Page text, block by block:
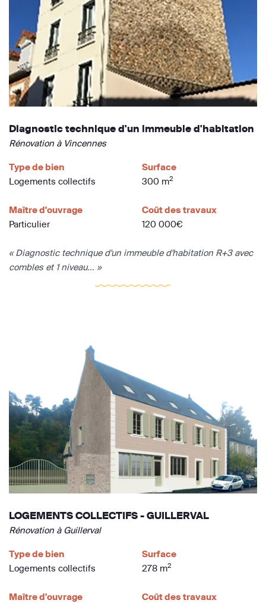
Diagnostic technique d'un immeuble d'habitation
Rénovation à Vincennes
Type de bien
Logements collectifs
Surface
300 m2
Maître d'ouvrage
Particulier
Coût des travaux
120 000€
« Diagnostic technique d'un immeuble d'habitation R+3 avec
combles et 1 niveau... »
LOGEMENTS COLLECTIFS - GUILLERVAL
Rénovation à Guillerval
Type de bien
Logements collectifs
Surface
278 m2
Maître d'ouvrage Coût des travaux